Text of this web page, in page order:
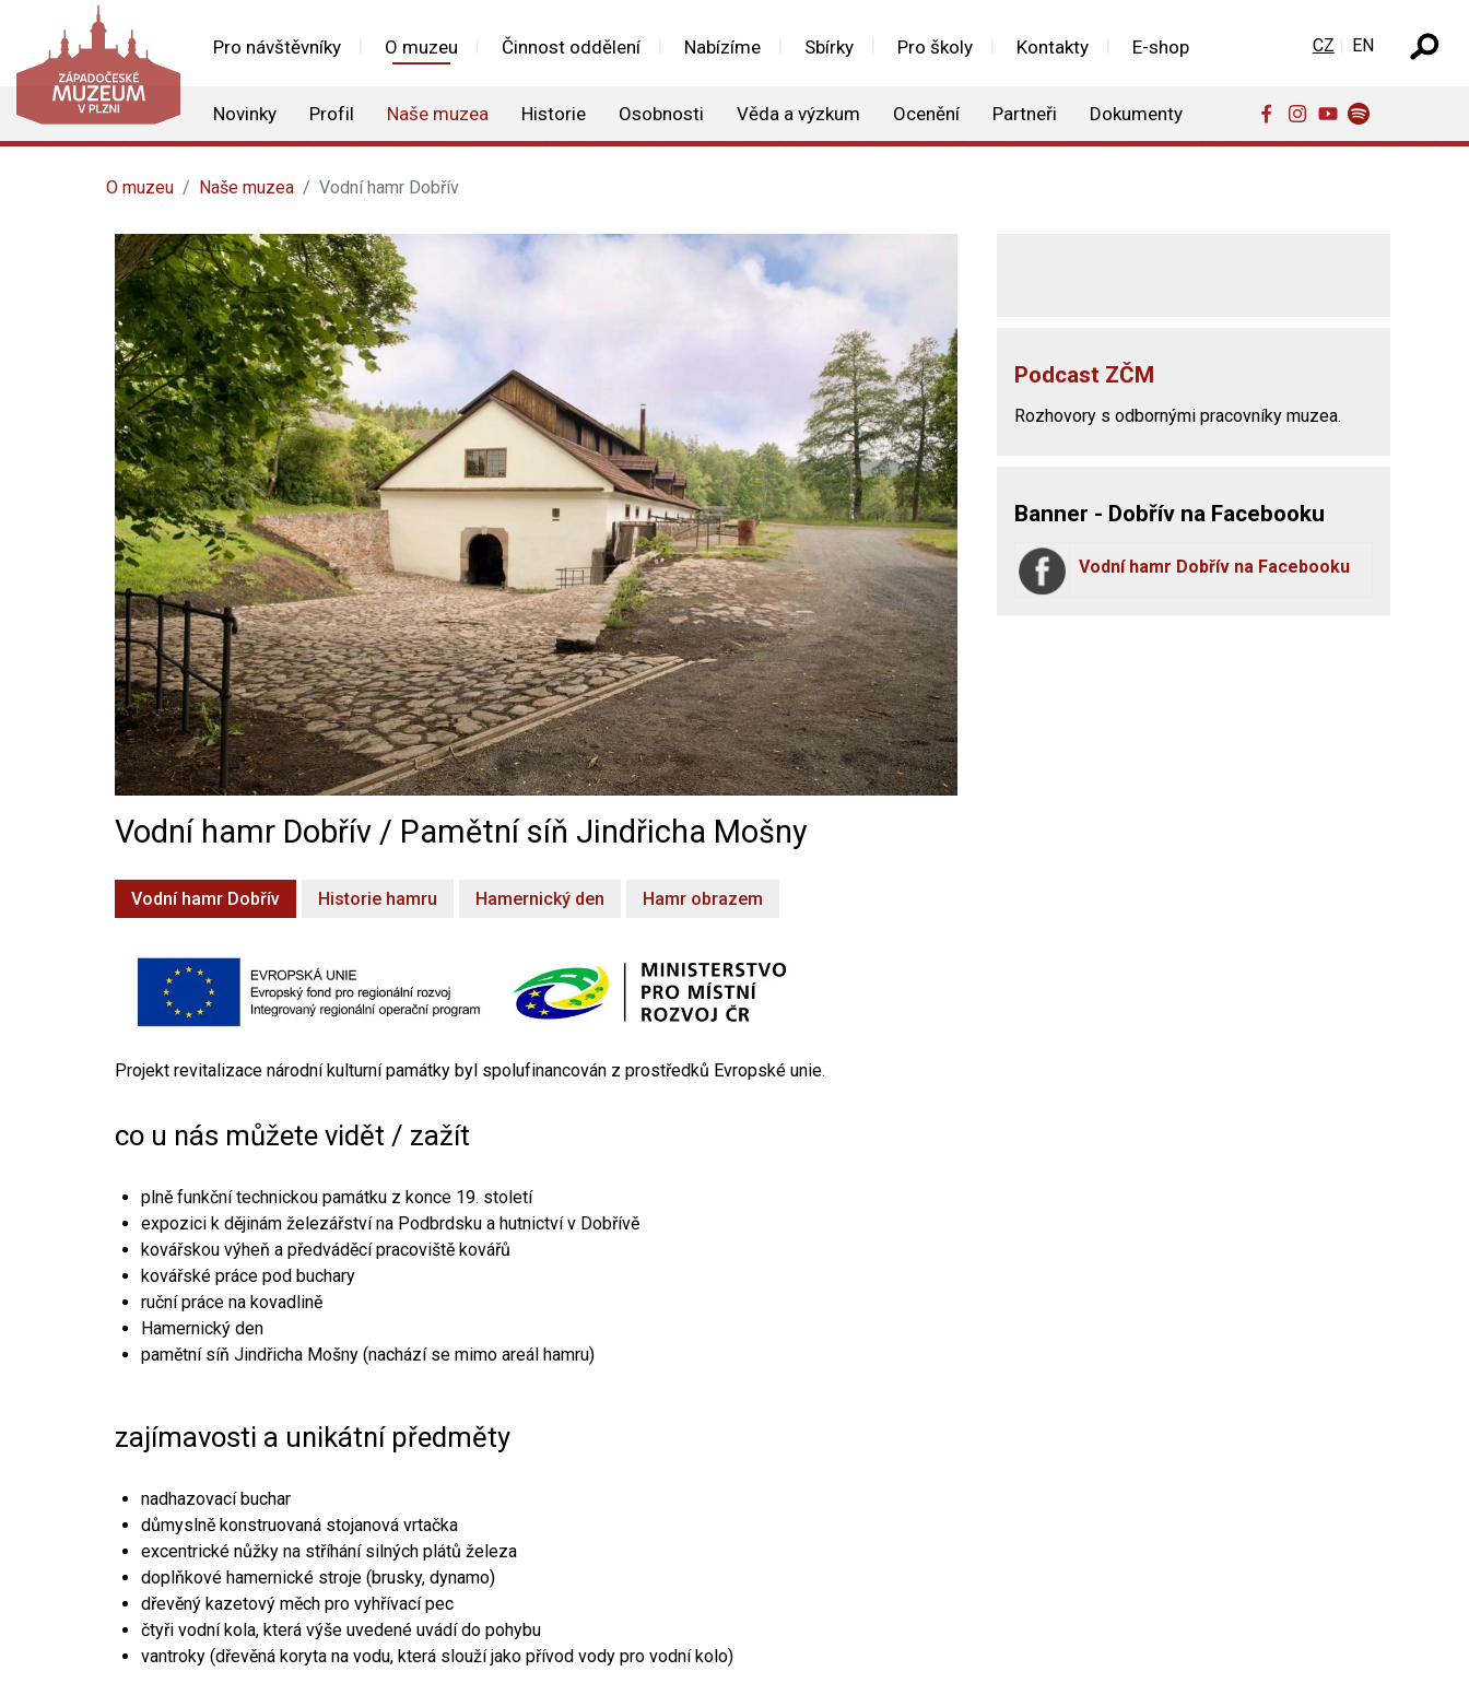
Pro návštěvníky O muzeu Činnost oddělení Nabízíme Sbírky Pro školy Kontakty E-shop
Novinky Profil Naše muzea Historie Osobnosti Věda a výzkum Ocenění Partneři Dokumenty
Zvolte jazyk
CZ EN
O muzeu Naše muzea Vodní hamr Dobřív
Vodní hamr Dobřív / Pamětní síň Jindřicha Mošny
Vodní hamr Dobřív Historie hamru Hamernický den Hamr obrazem
Projekt revitalizace národní kulturní památky byl spolufinancován z prostředků Evropské unie.
co u nás můžete vidět / zažít
plně funkční technickou památku z konce 19. století
expozici k dějinám železářství na Podbrdsku a hutnictví v Dobřívě
kovářskou výheň a předváděcí pracoviště kovářů
kovářské práce pod buchary
ruční práce na kovadlině
Hamernický den
pamětní síň Jindřicha Mošny (nachází se mimo areál hamru)
zajímavosti a unikátní předměty
nadhazovací buchar
důmyslně konstruovaná stojanová vrtačka
excentrické nůžky na stříhání silných plátů železa
doplňkové hamernické stroje (brusky, dynamo)
dřevěný kazetový měch pro vyhřívací pec
čtyři vodní kola, která výše uvedené uvádí do pohybu
vantroky (dřevěná koryta na vodu, která slouží jako přívod vody pro vodní kolo)
Podcast ZČM
Rozhovory s odbornými pracovníky muzea.
Banner - Dobřív na Facebooku
Vodní hamr Dobřív na Facebooku